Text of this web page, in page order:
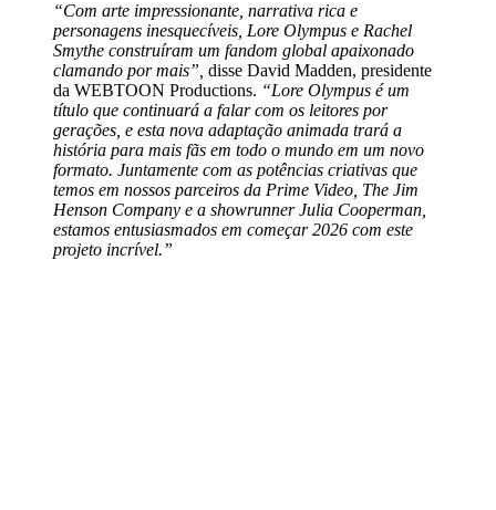
“Com arte impressionante, narrativa rica e
personagens inesquecíveis, Lore Olympus e Rachel
Smythe construíram um fandom global apaixonado
clamando por mais”, disse David Madden, presidente
da WEBTOON Productions. “Lore Olympus é um
título que continuará a falar com os leitores por
gerações, e esta nova adaptação animada trará a
história para mais fãs em todo o mundo em um novo
formato. Juntamente com as potências criativas que
temos em nossos parceiros da Prime Video, The Jim
Henson Company e a showrunner Julia Cooperman,
estamos entusiasmados em começar 2026 com este
projeto incrível.”